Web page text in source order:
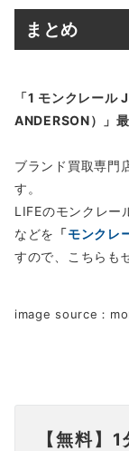
まとめ
「1 モンクレール
ANDERSON）」
ブランド買取専門
す。
LIFEのモンクレー
などを 「モンクレ
すので、こちらも
image source：
【無料】